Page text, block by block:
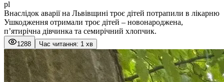
pl
Внаслідок аварії на Львівщині троє дітей потрапили в лікарню
Ушкодження отримали троє дітей – новонароджена,
п’ятирічна дівчинка та семирічний хлопчик.
1288 Час читання: 1 хв